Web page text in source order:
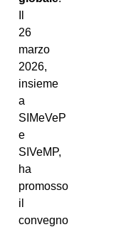
26
marzo
2026,
insieme
a
SIMeVeP
e
SIVeMP,
ha
promosso
il
convegno